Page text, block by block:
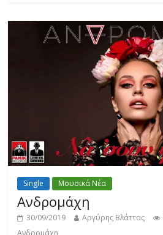
Single Μουσικά Νέα
Ανδρομάχη
30/09/2019 Αργύρης Βλάττας
Ανδρομάχη